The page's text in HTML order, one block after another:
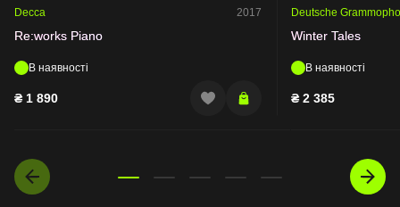
Decca 2017
Re:works Piano
В наявності
₴ 1 890
Deutsche
Winter Tales
В наявності
₴ 2 385